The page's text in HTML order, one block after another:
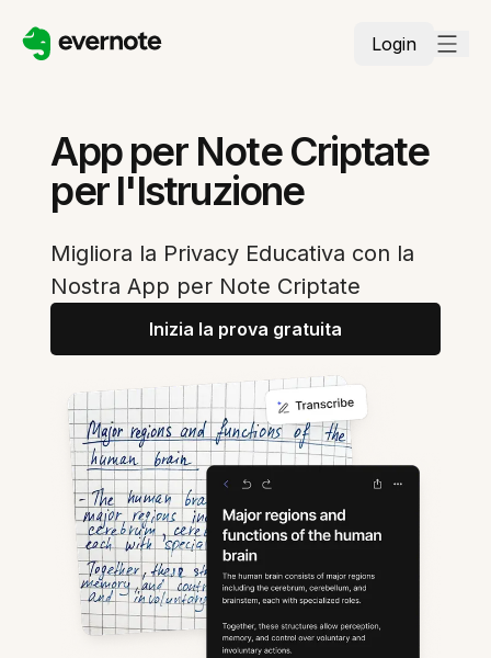
Login
App per Note Criptate
per l'Istruzione
Migliora la Privacy Educativa con la
Nostra App per Note Criptate
Inizia la prova gratuita